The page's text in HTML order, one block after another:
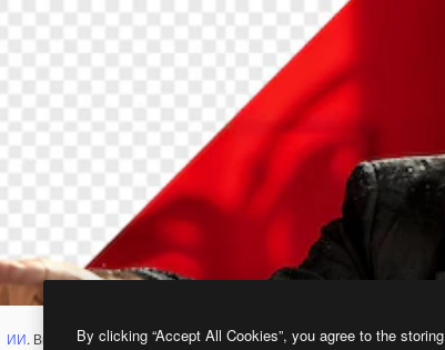
ИИ. Вы можете создать свой собственный с помощью нашего
By clicking “Accept All Cookies”, you agree to the